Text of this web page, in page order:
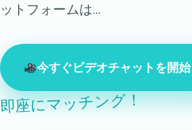
ットフォームは…
今すぐビデオチャットを開始
即座にマッチング！